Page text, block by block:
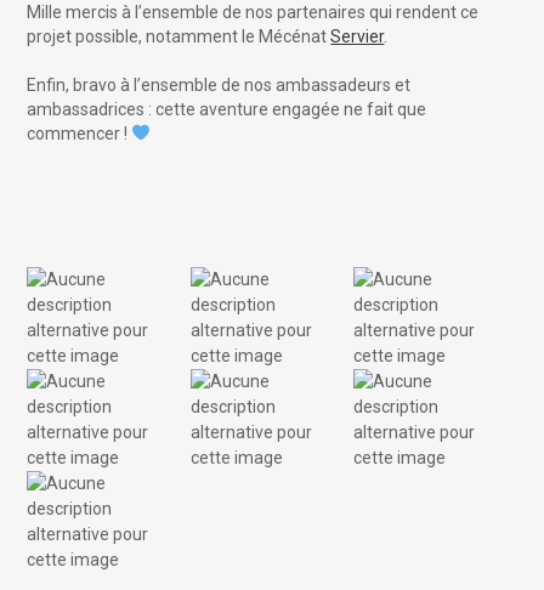
Mille mercis à l’ensemble de nos partenaires qui rendent ce
projet possible, notamment le MécénatServier.
Enfin, bravo à l’ensemble de nos ambassadeurs et
ambassadrices : cette aventure engagée ne fait que
commencer !